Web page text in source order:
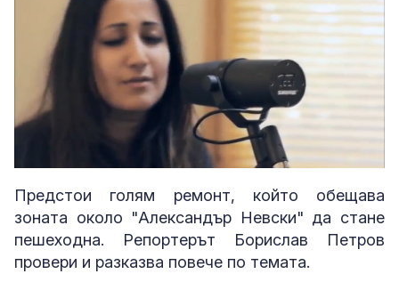
Предстои голям ремонт, който обещава
зоната около "Александър Невски" да стане
пешеходна. Репортерът Борислав Петров
провери и разказва повече по темата.